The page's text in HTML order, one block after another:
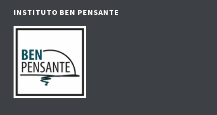
INSTITUTO BEN PENSANTE